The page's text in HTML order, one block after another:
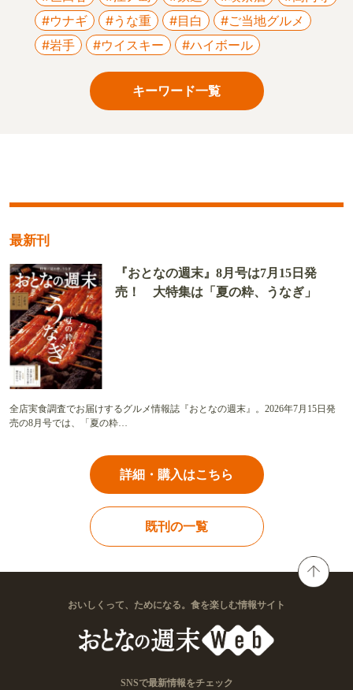
#ウナギ
#うな重 #目白
#ご当地グルメ
#岩手
#ウイスキー #ハイボール
キーワード一覧
最新刊
『おとなの週末』8月号は7月15日発
売！ 大特集は「夏の粋、うなぎ」
全店実食調査でお届けするグルメ情報誌『おとなの週末』。2026年7月15日発
売の8月号では、「夏の粋…
詳細・購入はこちら
既刊の一覧
おいしくって、ためになる。食を楽しむ情報サイト
SNSで最新情報をチェック